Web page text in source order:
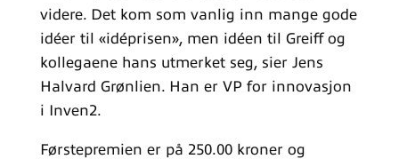
videre. Det kom som vanlig inn mange gode
idéer til «idéprisen», men idéen til Greiff og
kollegaene hans utmerket seg, sier Jens
Halvard Grønlien. Han er VP for innovasjon
i Inven2.
Førstepremien er på 250.00 kroner og